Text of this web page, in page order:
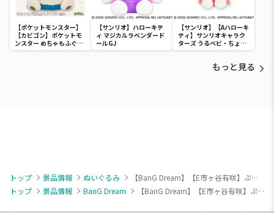
【ポケットモンスター】
【カビゴン】ポケットモ
ンスター めちゃもふぐっ
と ほっこりいやされぬい
【サンリオ】ハローキテ
ィ マジカルラベンダード
ールGJ
【サンリオ】【Aハローキ
ティ】サンリオキャラク
ターズ うるベビ・ちょい
デカドール
もっと見る
トップ 景品情報 ぬいぐるみ
【BanG Dream】【E市ヶ谷有咲】ぷちっしゅ！ Poppin’Party
トップ
景品情報 BanG Dream 【BanG Dream】【E市ヶ谷有咲】ぷちっしゅ！ Poppin’Party